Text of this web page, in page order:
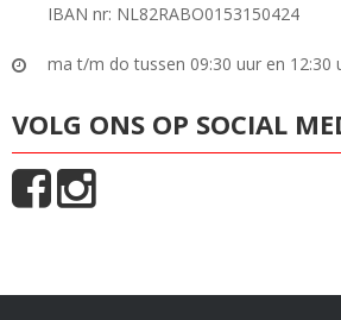
IBAN nr: NL82RABO0153150424
ma t/m do tussen 09:30 uur en 12:30
VOLG ONS OP SOCIAL